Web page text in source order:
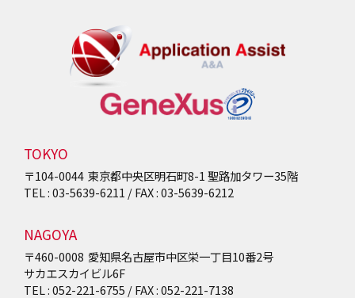
TOKYO
〒104-0044 東京都中央区明石町8-1 聖路加タワー35階
TEL : 03-5639-6211 / FAX : 03-5639-6212
NAGOYA
〒460-0008 愛知県名古屋市中区栄一丁目10番2号
サカエスカイビル6F
TEL : 052-221-6755 / FAX : 052-221-7138